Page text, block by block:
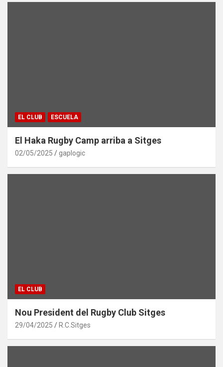
EL CLUB ESCUELA
El Haka Rugby Camp arriba a Sitges
02/05/2025 gaplogic
EL CLUB
Nou President del Rugby Club Sitges
29/04/2025 R.C.Sitges